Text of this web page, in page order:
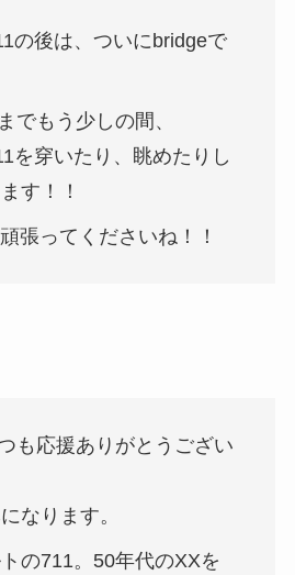
の後は、ついにbridgeで
でもう少しの間、
を穿いたり、眺めたりし
す！！
張ってくださいね！！
も応援ありがとうござい
なります。
の711。50年代のXXを